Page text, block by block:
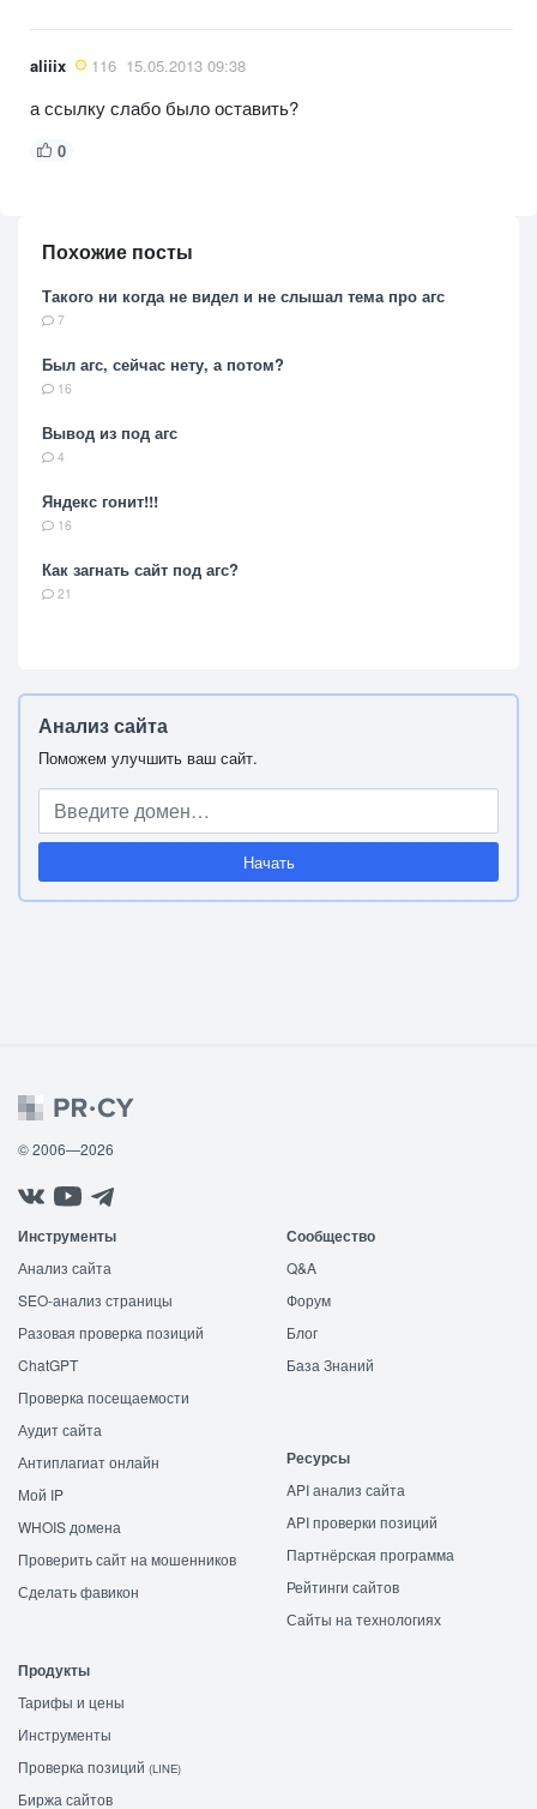
aliiix 116 15.05.2013 09:38
а ссылку слабо было оставить?
0
Похожие посты
Такого ни когда не видел и не слышал тема про агс
7
Был агс, сейчас нету, а потом?
16
Вывод из под агс
4
Яндекс гонит!!!
16
Как загнать сайт под агс?
21
Анализ сайта
Поможем улучшить ваш сайт.
Начать
© 2006—2026
Инструменты
Анализ сайта
SEO-анализ страницы
Разовая проверка позиций
ChatGPT
Проверка посещаемости
Аудит сайта
Антиплагиат онлайн
Мой IP
WHOIS домена
Проверить сайт на мошенников
Сделать фавикон
Сообщество
Q&A
Форум
Блог
База Знаний
Ресурсы
API анализ сайта
API проверки позиций
Партнёрская программа
Рейтинги сайтов
Сайты на технологиях
Продукты
Тарифы и цены
Инструменты
Проверка позиций (LINE)
Биржа сайтов